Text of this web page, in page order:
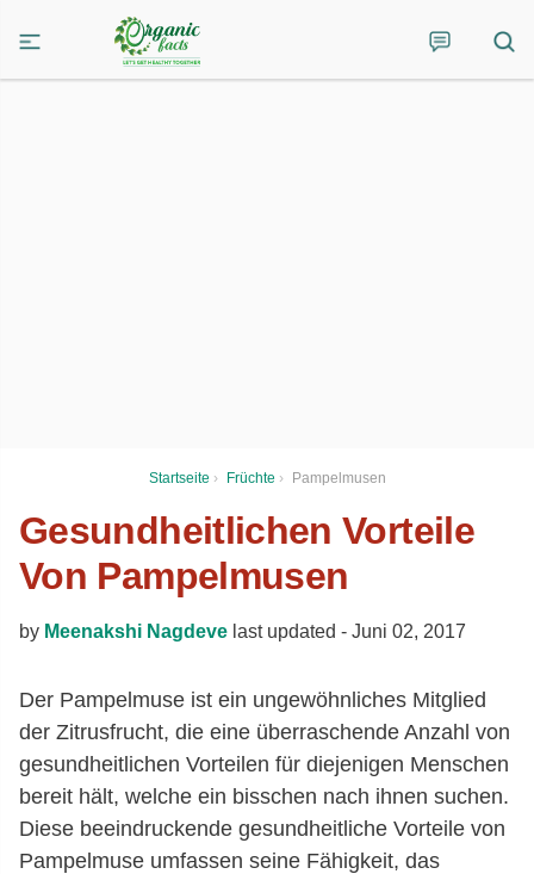
Startseite › Früchte › Pampelmusen
Gesundheitlichen Vorteile
Von Pampelmusen
by Meenakshi Nagdeve last updated - Juni 02, 2017
Der Pampelmuse ist ein ungewöhnliches Mitglied
der Zitrusfrucht, die eine überraschende Anzahl von
gesundheitlichen Vorteilen für diejenigen Menschen
bereit hält, welche ein bisschen nach ihnen suchen.
Diese beeindruckende gesundheitliche Vorteile von
Pampelmuse umfassen seine Fähigkeit, das